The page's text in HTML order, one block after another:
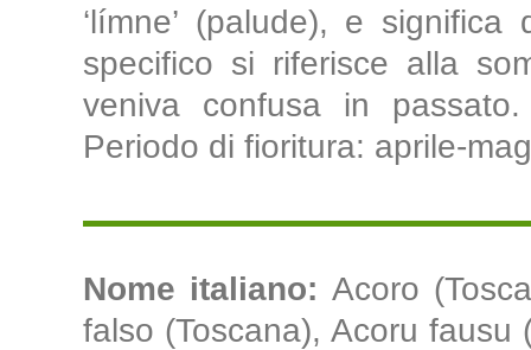
‘límne’ (palude), e significa
specifico si riferisce alla
veniva confusa in
Periodo di fioritura: aprile-
Nome italiano: Acoro
falso (Toscana), Acoru fausu